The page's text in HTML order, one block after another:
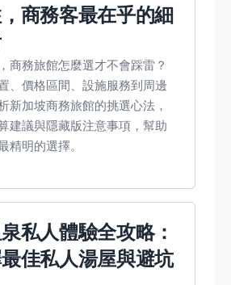
商務客最在乎的細
商務旅館怎麼選才不會踩雷？
、價格區間、設施服務到周邊
新加坡商務旅館的挑選心法，
建議與隱藏版注意事項，幫助
精明的選擇。
私人體驗全攻略：
佳私人湯屋與避坑